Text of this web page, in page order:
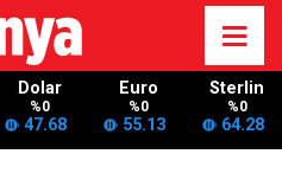
Dolar
%0
47.68
Euro
%0
55.13
Sterlin
%0
64.28